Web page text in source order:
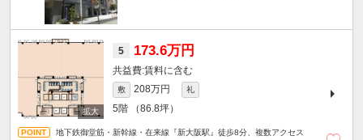
5 173.6万円
賃料に含む
敷 208万円 礼
5階 （86.8坪）
地下鉄御堂筋・新幹線・在来線『新大阪駅』徒歩8分、複数アクセス